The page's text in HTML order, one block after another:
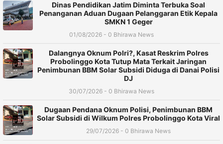
Dinas Pendidikan Jatim Diminta Terbuka Soal
Penanganan Aduan Dugaan Pelanggaran Etik Kepala
SMKN 1 Geger
01/08/2026 - 0 Bhirawa News
Dalangnya Oknum Polri?, Kasat Reskrim Polres
Probolinggo Kota Tutup Mata Terkait Jaringan
Penimbunan BBM Solar Subsidi Diduga di Danai Polisi
DJ
30/07/2026 - 0 Bhirawa News
Dugaan Pendana Oknum Polisi, Penimbunan BBM
Solar Subsidi di Wilkum Polres Probolinggo Kota Viral
29/07/2026 - 0 Bhirawa News